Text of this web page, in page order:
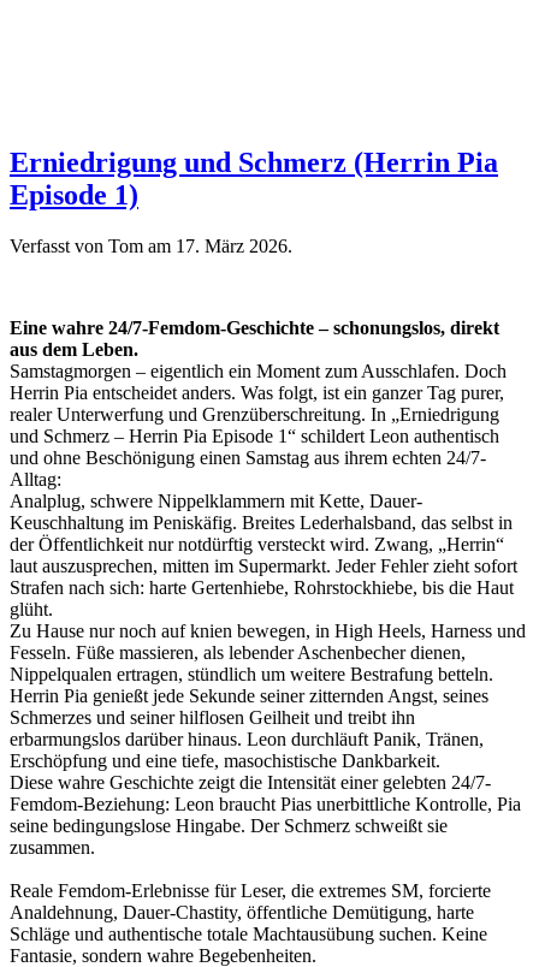
Erniedrigung und Schmerz (Herrin Pia
Episode 1)
Verfasst von Tom am 17. März 2026.
Eine wahre 24/7-Femdom-Geschichte – schonungslos, direkt
aus dem Leben.
Samstagmorgen – eigentlich ein Moment zum Ausschlafen. Doch
Herrin Pia entscheidet anders. Was folgt, ist ein ganzer Tag purer,
realer Unterwerfung und Grenzüberschreitung. In „Erniedrigung
und Schmerz – Herrin Pia Episode 1“ schildert Leon authentisch
und ohne Beschönigung einen Samstag aus ihrem echten 24/7-
Alltag:
Analplug, schwere Nippelklammern mit Kette, Dauer-
Keuschhaltung im Peniskäfig. Breites Lederhalsband, das selbst in
der Öffentlichkeit nur notdürftig versteckt wird. Zwang, „Herrin“
laut auszusprechen, mitten im Supermarkt. Jeder Fehler zieht sofort
Strafen nach sich: harte Gertenhiebe, Rohrstockhiebe, bis die Haut
glüht.
Zu Hause nur noch auf knien bewegen, in High Heels, Harness und
Fesseln. Füße massieren, als lebender Aschenbecher dienen,
Nippelqualen ertragen, stündlich um weitere Bestrafung betteln.
Herrin Pia genießt jede Sekunde seiner zitternden Angst, seines
Schmerzes und seiner hilflosen Geilheit und treibt ihn
erbarmungslos darüber hinaus. Leon durchläuft Panik, Tränen,
Erschöpfung und eine tiefe, masochistische Dankbarkeit.
Diese wahre Geschichte zeigt die Intensität einer gelebten 24/7-
Femdom-Beziehung: Leon braucht Pias unerbittliche Kontrolle, Pia
seine bedingungslose Hingabe. Der Schmerz schweißt sie
zusammen.
Reale Femdom-Erlebnisse für Leser, die extremes SM, forcierte
Analdehnung, Dauer-Chastity, öffentliche Demütigung, harte
Schläge und authentische totale Machtausübung suchen. Keine
Fantasie, sondern wahre Begebenheiten.